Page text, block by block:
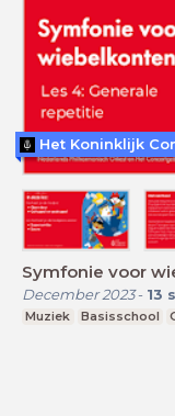
Symfonie voor
December 2023- 13
Muziek Basisschool
Het Koninklijk